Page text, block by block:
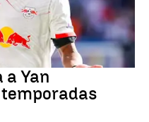
Yan